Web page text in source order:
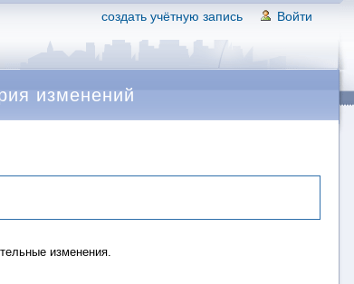
создать учётную запись Войти
изменений
изменения.